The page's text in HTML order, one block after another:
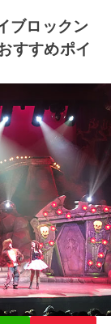
ブロックン
すすめポイ